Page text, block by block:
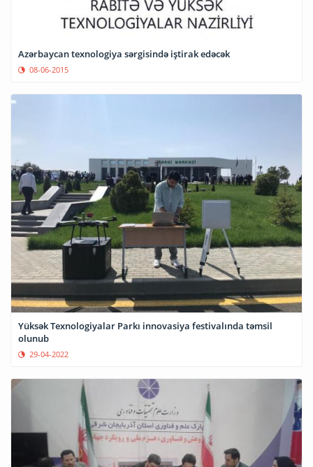
Azərbaycan texnologiya sərgisində iştirak edəcək
08-06-2015
Yüksək Texnologiyalar Parkı innovasiya festivalında təmsil
olunub
29-04-2022